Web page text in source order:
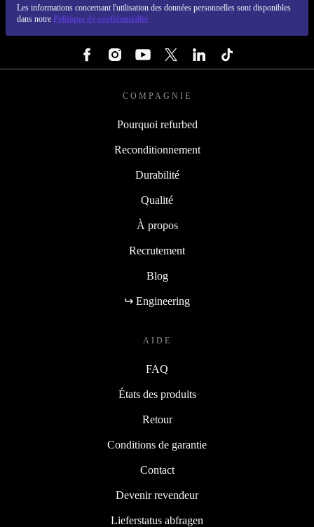
Les informations concernant l'utilisation des données personnelles sont disponibles
dans notre Politique de confidentialité
COMPAGNIE
Pourquoi refurbed
Reconditionnement
Durabilité
Qualité
À propos
Recrutement
Blog
↪ Engineering
AIDE
FAQ
États des produits
Retour
Conditions de garantie
Contact
Devenir revendeur
Lieferstatus abfragen